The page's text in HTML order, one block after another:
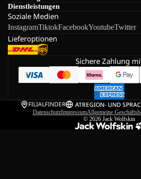
Dienstleistungen
Soziale Medien
InstagramTiktokFacebookYoutubeTwitter
Lieferoptionen
Sichere Zahlung
FILIALFINDER ATREGION- UND
DatenschutzImpressumAllgemeine
© 2026 Jack Wolfskin